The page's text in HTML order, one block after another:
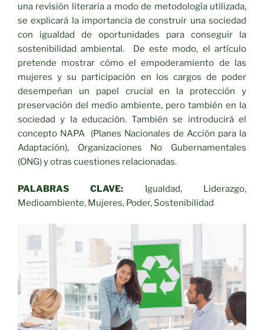
una revisión literaria a modo de metodología utilizada,
se explicará la importancia de construir una sociedad
con igualdad de oportunidades para conseguir la
sostenibilidad ambiental. De este modo, el artículo
pretende mostrar cómo el empoderamiento de las
mujeres y su participación en los cargos de poder
desempeñan un papel crucial en la protección y
preservación del medio ambiente, pero también en la
sociedad y la educación. También se introducirá el
concepto NAPA (Planes Nacionales de Acción para la
Adaptación), Organizaciones No Gubernamentales
(ONG) y otras cuestiones relacionadas.
PALABRAS CLAVE: Igualdad, Liderazgo,
Medioambiente, Mujeres, Poder, Sostenibilidad